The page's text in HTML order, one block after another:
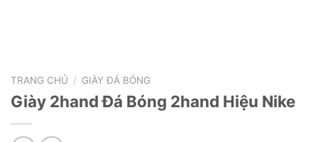
TRANG CHỦ / GIÀY ĐÁ BÓNG
Giày 2hand Đá Bóng 2hand Hiệu Nike